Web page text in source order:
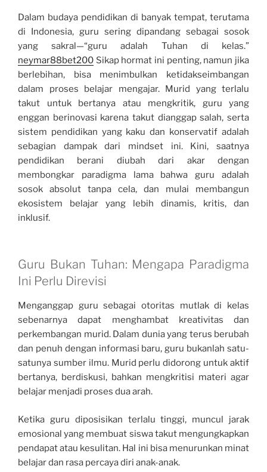
Dalam budaya pendidikan di banyak tempat, terutama
di Indonesia, guru sering dipandang sebagai sosok
yang sakral—“guru adalah Tuhan di kelas.”
neymar88bet200 Sikap hormat ini penting, namun jika
berlebihan, bisa menimbulkan ketidakseimbangan
dalam proses belajar mengajar. Murid yang terlalu
takut untuk bertanya atau mengkritik, guru yang
enggan berinovasi karena takut dianggap salah, serta
sistem pendidikan yang kaku dan konservatif adalah
sebagian dampak dari mindset ini. Kini, saatnya
pendidikan berani diubah dari akar dengan
membongkar paradigma lama bahwa guru adalah
sosok absolut tanpa cela, dan mulai membangun
ekosistem belajar yang lebih dinamis, kritis, dan
inklusif.
Guru Bukan Tuhan: Mengapa Paradigma
Ini Perlu Direvisi
Menganggap guru sebagai otoritas mutlak di kelas
sebenarnya dapat menghambat kreativitas dan
perkembangan murid. Dalam dunia yang terus berubah
dan penuh dengan informasi baru, guru bukanlah satu-
satunya sumber ilmu. Murid perlu didorong untuk aktif
bertanya, berdiskusi, bahkan mengkritisi materi agar
belajar menjadi proses dua arah.
Ketika guru diposisikan terlalu tinggi, muncul jarak
emosional yang membuat siswa takut mengungkapkan
pendapat atau kesulitan. Hal ini bisa menurunkan minat
belajar dan rasa percaya diri anak-anak.